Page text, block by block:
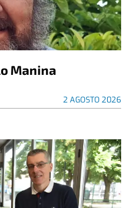
Manina
2 AGOSTO 2026